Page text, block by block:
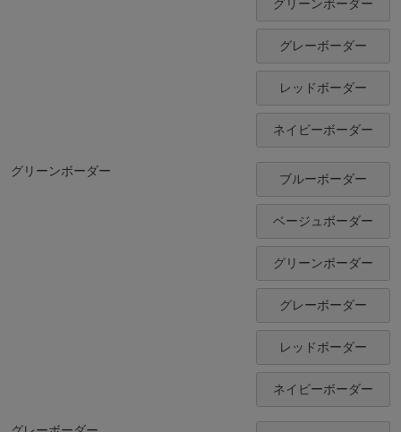
グリーンボーダー
グレーボーダー
レッドボーダー
ネイビーボーダー
グリーンボーダー
ブルーボーダー
ベージュボーダー
グリーンボーダー
グレーボーダー
レッドボーダー
ネイビーボーダー